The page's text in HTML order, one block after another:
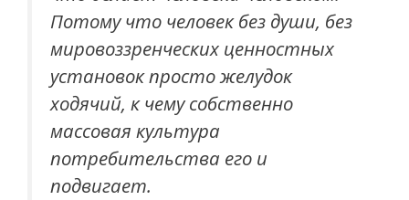
Потому что человек без души, без
мировоззренческих ценностных
установок просто желудок
ходячий, к чему собственно
массовая культура
потребительства его и
подвигает.